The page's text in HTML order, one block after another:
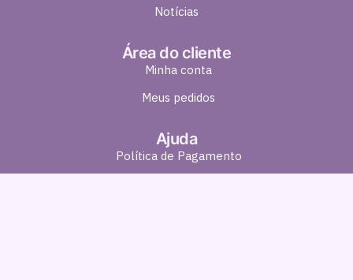
Notícias
Área do cliente
Minha conta
Meus pedidos
Ajuda
Política de Pagamento